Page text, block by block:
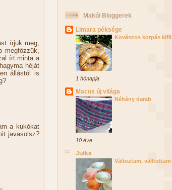
írjuk meg,
írt minta a
héját
állástól is
a kukókat
javasolsz?
Makói Bloggerek
Limara péksége
Kovászos korpás kifli
1 hónapja
Macus új világa
Néhány darab
10 éve
Jutka
Változtam, válltottam